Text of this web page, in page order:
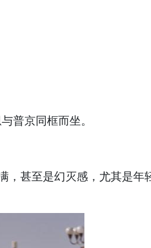
普京同框而坐。
甚至是幻灭感，尤其是年